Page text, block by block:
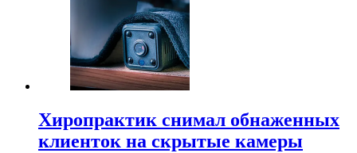
Хиропрактик снимал обнаженных
клиенток на скрытые камеры